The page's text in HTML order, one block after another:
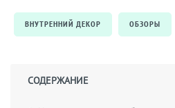
ВНУТРЕННИЙ ДЕКОР ОБЗОРЫ
СОДЕРЖАНИЕ